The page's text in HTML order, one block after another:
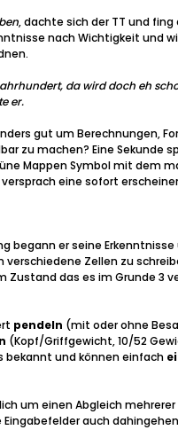
, dachte sich der TT und fing
nach Wichtigkeit und
da wird doch eh
er.
gut um Berechnungen,
zu machen? Eine Sekunde
Mappen Symbol mit dem
versprach eine sofort
begann er seine
Zellen zu
Zustand das es im Grunde 3
pendeln (mit oder ohne
(Kopf/Griffgewicht, 10/52
bekannt und können einfach
um einen Abgleich mehrerer
Eingabefelder auch